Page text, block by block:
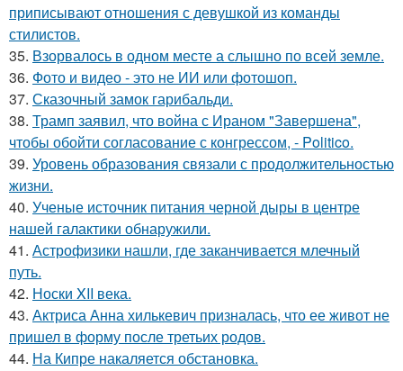
приписывают отношения с девушкой из команды
стилистов.
35. Взорвалось в одном месте а слышно по всей земле.
36. Фото и видео - это не ИИ или фотошоп.
37. Сказочный замок гарибальди.
38. Трамп заявил, что война с Ираном "Завершена",
чтобы обойти согласование с конгрессом, - Politico.
39. Уровень образования связали с продолжительностью
жизни.
40. Ученые источник питания черной дыры в центре
нашей галактики обнаружили.
41. Астрофизики нашли, где заканчивается млечный
путь.
42. Носки XII века.
43. Актриса Анна хилькевич призналась, что ее живот не
пришел в форму после третьих родов.
44. На Кипре накаляется обстановка.